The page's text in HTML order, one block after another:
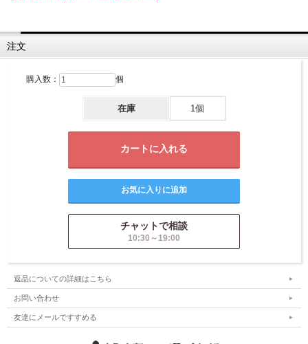
注文
購入数： 個
在庫 1個
チャットで相談
10:30～19:00
返品についての詳細はこちら
お問い合わせ
友達にメールですすめる